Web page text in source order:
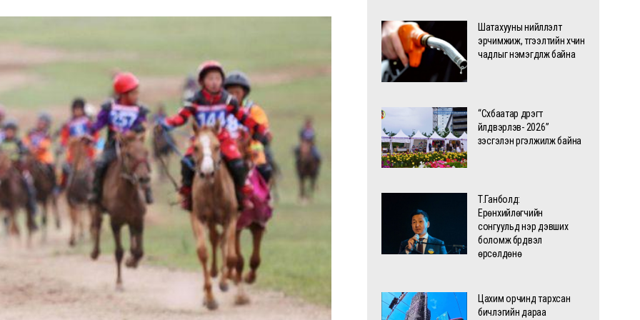
Шатахууны нийлүүлэлт
эрчимжиж, түгээлтийн хүчин
чадлыг нэмэгдүүлж байна
“Сүхбаатар дүүрэгт
үйлдвэрлэв- 2026”
үзэсгэлэн үргэлжилж байна
Т.Ганболд:
Ерөнхийлөгчийн
сонгуульд нэр дэвших
боломж бүрдвэл
өрсөлдөнө
Цахим орчинд тархсан
бичлэгийн дараа